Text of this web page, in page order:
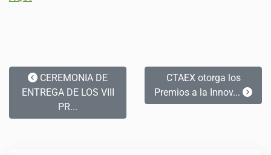
CEREMONIA DE
ENTREGA DE LOS VIII
PR...
CTAEX otorga los
Premios a la Innov...